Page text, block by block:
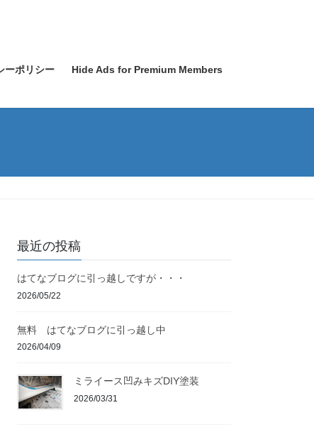
ーポリシー Hide Ads for Premium Members
最近の投稿
はてなブログに引っ越しですが・・・
2026/05/22
無料 はてなブログに引っ越し中
2026/04/09
ミライース凹みキズDIY塗装
2026/03/31